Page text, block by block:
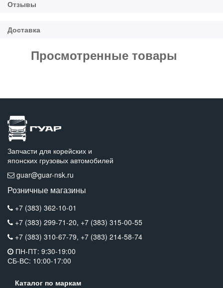
Просмотренные товары
Запчасти для корейских и
японских грузовых автомобилей
guar@guar-nsk.ru
Розничные магазины
+7 (383) 362-10-01
+7 (383) 299-71-20, +7 (383) 315-00-55
+7 (383) 310-67-79, +7 (383) 214-58-74
ПН-ПТ: 9:30-19:00
СБ-ВС: 10:00-17:00
Каталог по маркам